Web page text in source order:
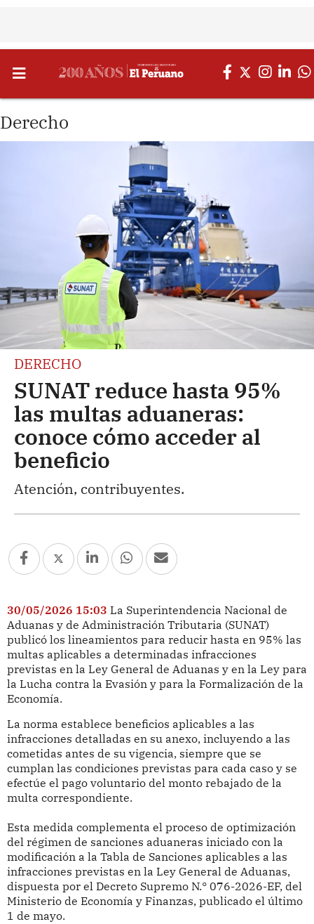
Derecho
DERECHO
SUNAT reduce hasta 95%
las multas aduaneras:
conoce cómo acceder al
beneficio
Atención, contribuyentes.
30/05/2026 15:03 La Superintendencia Nacional de
Aduanas y de Administración Tributaria (SUNAT)
publicó los lineamientos para reducir hasta en 95% las
multas aplicables a determinadas infracciones
previstas en la Ley General de Aduanas y en la Ley para
la Lucha contra la Evasión y para la Formalización de la
Economía.
La norma establece beneficios aplicables a las
infracciones detalladas en su anexo, incluyendo a las
cometidas antes de su vigencia, siempre que se
cumplan las condiciones previstas para cada caso y se
efectúe el pago voluntario del monto rebajado de la
multa correspondiente.
Esta medida complementa el proceso de optimización
del régimen de sanciones aduaneras iniciado con la
modificación a la Tabla de Sanciones aplicables a las
infracciones previstas en la Ley General de Aduanas,
dispuesta por el Decreto Supremo N.° 076-2026-EF, del
Ministerio de Economía y Finanzas, publicado el último
1 de mayo.